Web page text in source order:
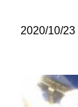
2020/10/23